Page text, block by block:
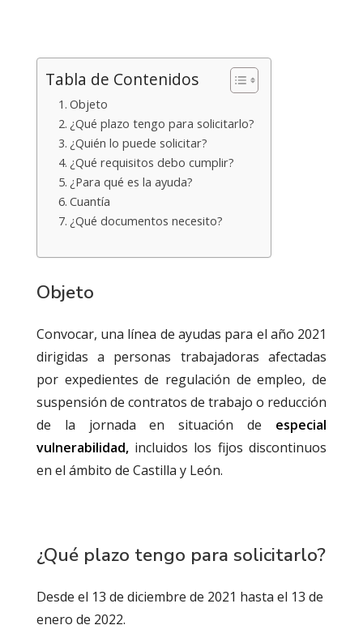
Tabla de Contenidos
Objeto
¿Qué plazo tengo para solicitarlo?
¿Quién lo puede solicitar?
¿Qué requisitos debo cumplir?
¿Para qué es la ayuda?
Cuantía
¿Qué documentos necesito?
Objeto
Convocar, una línea de ayudas para el año 2021
dirigidas a personas trabajadoras afectadas
por expedientes de regulación de empleo, de
suspensión de contratos de trabajo o reducción
de la jornada en situación de especial
vulnerabilidad,incluidos los fijos discontinuos
en el ámbito de Castilla y León.
¿Qué plazo tengo para solicitarlo?
Desde el 13 de diciembre de 2021 hasta el 13 de
enero de 2022.